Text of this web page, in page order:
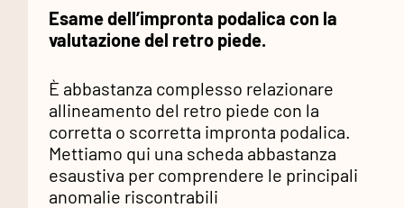
Esame dell’impronta podalica con la
valutazione del retro piede.
È abbastanza complesso relazionare
allineamento del retro piede con la
corretta o scorretta impronta podalica.
Mettiamo qui una scheda abbastanza
esaustiva per comprendere le principali
anomalie riscontrabili